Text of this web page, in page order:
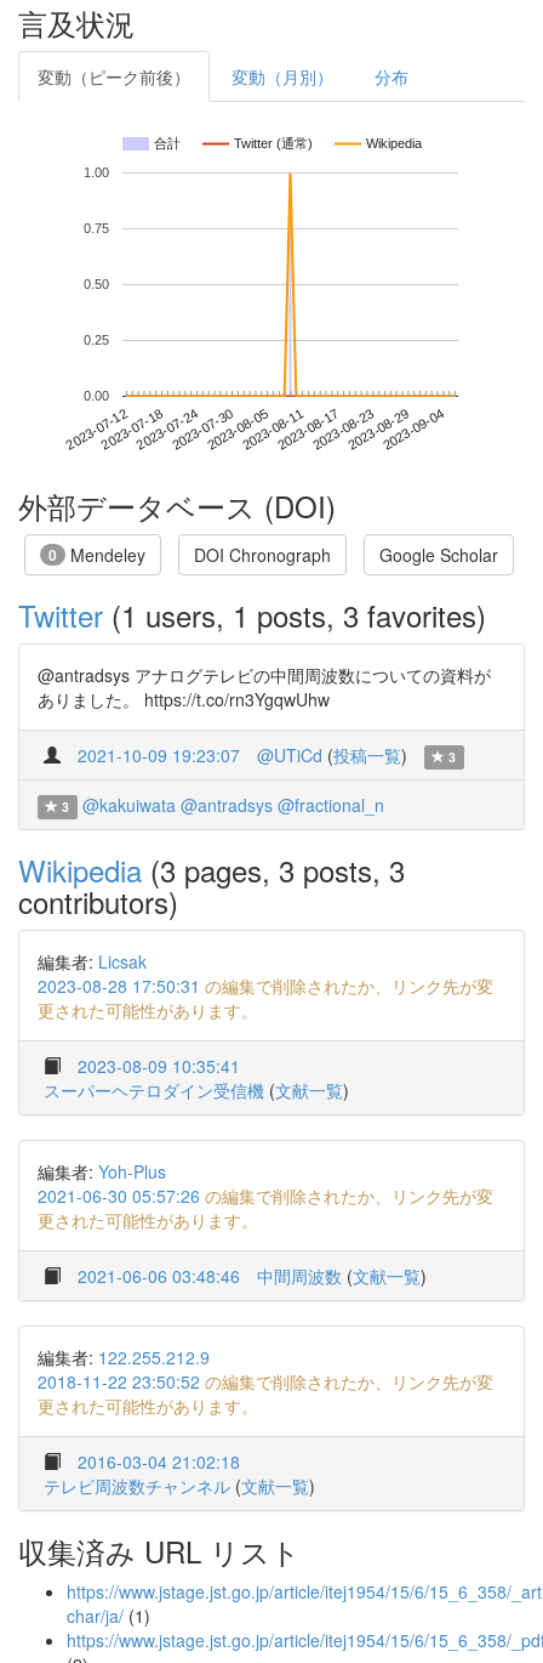
言及状況
変動（ピーク前後） 変動（月別） 分布
合計 Twitter (通常) Wikipedia
2023-07-122023-07-182023-07-242023-07-302023-08-052023-08-112023-08-172023-08-232023-08-292023-09-04
0.00
0.25
0.50
0.75
1.00
外部データベース (DOI)
0 Mendeley DOI Chronograph Google Scholar
Twitter (1 users, 1 posts, 3 favorites)
@antradsys アナログテレビの中間周波数についての資料が
ありました。 https://t.co/rn3YgqwUhw
2021-10-09 19:23:07 @UTiCd (投稿一覧) 3
3 @kakuiwata @antradsys @fractional_n
Wikipedia (3 pages, 3 posts, 3
contributors)
編集者: Licsak
2023-08-28 17:50:31 の編集で削除されたか、リンク先が変
更された可能性があります。
2023-08-09 10:35:41
スーパーヘテロダイン受信機 (文献一覧)
編集者: Yoh-Plus
2021-06-30 05:57:26 の編集で削除されたか、リンク先が変
更された可能性があります。
2021-06-06 03:48:46 中間周波数 (文献一覧)
編集者: 122.255.212.9
2018-11-22 23:50:52 の編集で削除されたか、リンク先が変
更された可能性があります。
2016-03-04 21:02:18
テレビ周波数チャンネル (文献一覧)
収集済み URL リスト
https://www.jstage.jst.go.jp/article/itej1954/15/6/15_6_358/
char/ja/ (1)
https://www.jstage.jst.go.jp/article/itej1954/15/6/15_6_358/